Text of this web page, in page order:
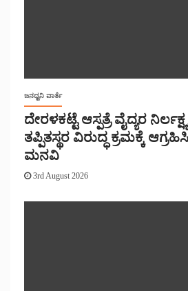
ಜನಧ್ವನಿ ವಾರ್ತೆ
ದೇರಳಕಟ್ಟೆ ಆಸ್ಪತ್ರೆ ವೈದ್ಯರ
ತಪ್ಪಿತಸ್ಥರ ವಿರುದ್ಧ ಕ್ರಮಕ್ಕೆ
ಮನವಿ
3rd August 2026